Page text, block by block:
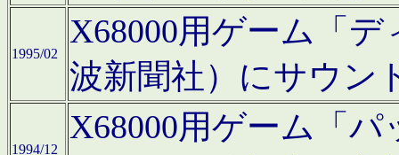
1995/02
X68000用ゲーム「
波新聞社）にサウン
1994/12
X68000用ゲーム「